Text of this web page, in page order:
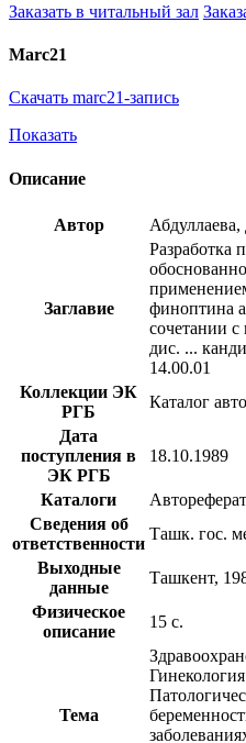
Заказать в читальный зал
Marc21
Скачать marc21-запись
Показать
Описание
Автор
Заглавие
Разработка
финоптина
сочетании с
дис. ...
14.00.01
Коллекции ЭК
РГБ
Каталог
Дата
поступления в
ЭК РГБ
18.10.1989
Каталоги
Сведения об
ответственности
Ташк. гос.
Выходные
данные
Ташкент,
Физическое
описание
15 с.
Тема